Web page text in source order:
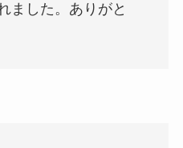
ました。ありがと